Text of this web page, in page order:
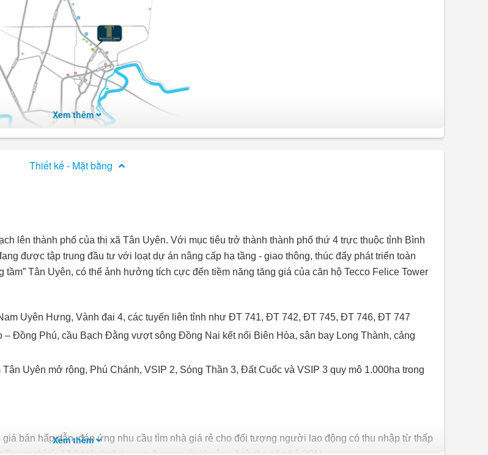
Vị trí dự án Tecco Felice Homes Tân Uyên
Xem thêm
Thiết kế - Mặt bằng
lên thành phố của thị xã Tân Uyên. Với mục tiêu trở thành thành phố thứ 4 trực thuộc tỉnh Bình
được tập trung đầu tư với loạt dự án nâng cấp hạ tầng - giao thông, thúc đẩy phát triển toàn
Tân Uyên, có thể ảnh hưởng tích cực đến tiềm năng tăng giá của căn hộ Tecco Felice Tower
Uyên Hưng, Vành đai 4, các tuyến liên tỉnh như ĐT 741, ĐT 742, ĐT 745, ĐT 746, ĐT 747
Đồng Phú, cầu Bạch Đằng vượt sông Đồng Nai kết nối Biên Hòa, sân bay Long Thành, cảng
Uyên mở rộng, Phú Chánh, VSIP 2, Sóng Thần 3, Đất Cuốc và VSIP 3 quy mô 1.000ha trong
bán hấp dẫn, đáp ứng nhu cầu tìm nhà giá rẻ cho đối tượng người lao động có thu nhập từ thấp
Xem thêm